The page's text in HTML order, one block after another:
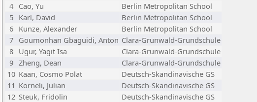
4
Cao, Yu
Berlin Metropolitan School
5
Karl, David
Berlin Metropolitan School
6
Kunze, Alexander
Berlin Metropolitan School
7
Goumonhan Gbaguidi, Anton Clara-Grunwald-Grundschule
8
Ugur, Yagit Isa
Clara-Grunwald-Grundschule
9 Zheng, Dean
Clara-Grunwald-Grundschule
10 Kaan, Cosmo Polat
Deutsch-Skandinavische GS
11 Korneli, Julian
Deutsch-Skandinavische GS
12 Steuk, Fridolin
Deutsch-Skandinavische GS